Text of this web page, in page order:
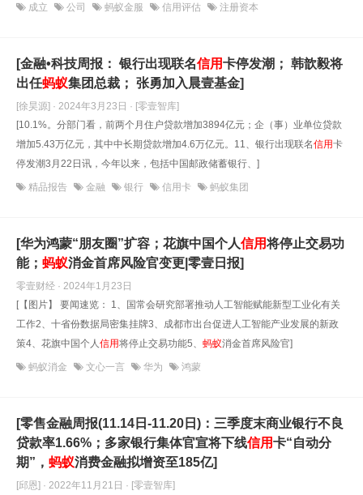
成立 公司 蚂蚁金服 信用评估 注册资本
[金融•科技周报： 银行出现联名信用卡停发潮； 韩歆毅将
出任蚂蚁集团总裁； 张勇加入晨壹基金]
[徐昊源] · 2024年3月23日 · [零壹智库]
[10.1%。分部门看，前两个月住户贷款增加3894亿元；企（事）业单位贷款
增加5.43万亿元，其中中长期贷款增加4.6万亿元。11、银行出现联名信用卡
停发潮3月22日讯，今年以来，包括中国邮政储蓄银行、]
精品报告 金融 银行 信用卡 蚂蚁集团
[​华为鸿蒙“朋友圈”扩容；花旗中国个人信用将停止交易功
能； 蚂蚁消金首席风险官变更|零壹日报]
零壹财经 · 2024年1月23日
[【图片】 要闻速览： 1、国常会研究部署推动人工智能赋能新型工业化有关
工作2、十省份数据局密集挂牌3、成都市出台促进人工智能产业发展的新政
策4、花旗中国个人信用将停止交易功能5、 蚂蚁消金首席风险官]
蚂蚁消金 文心一言 华为 鸿蒙
[零售金融周报(11.14日-11.20日)：三季度末商业银行不良
贷款率1.66%；多家银行集体官宣将下线信用卡“自动分
期”， 蚂蚁消费金融拟增资至185亿]
[邱恩] · 2022年11月21日 · [零壹智库]